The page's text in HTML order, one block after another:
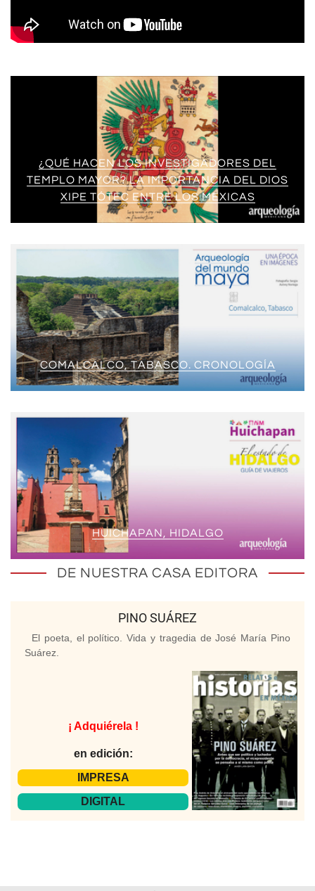
¿QUÉ HACEN LOS INVESTIGADORES DEL
TEMPLO MAYOR? LA IMPORTANCIA DEL DIOS
XIPE TÓTEC ENTRE LOS MEXICAS
COMALCALCO, TABASCO. CRONOLOGÍA
HUICHAPAN, HIDALGO
DE NUESTRA CASA EDITORA
PINO SUÁREZ
El poeta, el político. Vida y tragedia de José María Pino
Suárez.
¡ Adquiérela !
en edición:
IMPRESA
DIGITAL